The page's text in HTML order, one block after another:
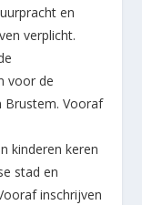
en
verplicht.
voor de
Brustem. Vooraf
kinderen keren
stad en
inschrijven